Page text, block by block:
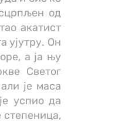
од
акатист
ујутру. Он
а ја њу
Светог
је маса
успио да